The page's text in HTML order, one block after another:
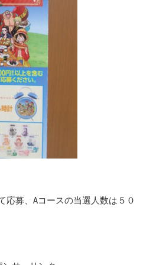
応募、Aコースの当選人数は５０